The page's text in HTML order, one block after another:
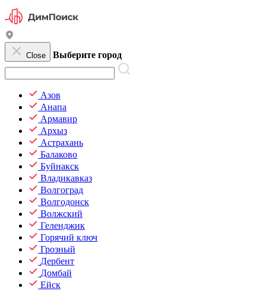
Close Выберите город
Азов
Анапа
Армавир
Архыз
Астрахань
Балаково
Буйнакск
Владикавказ
Волгоград
Волгодонск
Волжский
Геленджик
Горячий ключ
Грозный
Дербент
Домбай
Ейск